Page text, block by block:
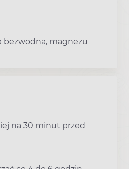
bezwodna, magnezu
na 30 minut przed